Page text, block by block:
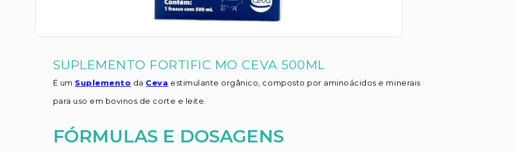
SUPLEMENTO FORTIFIC MO CEVA 500ML
É um Suplemento da Ceva estimulante orgânico, composto por aminoácidos e minerais
para uso em bovinos de corte e leite.
FÓRMULAS E DOSAGENS